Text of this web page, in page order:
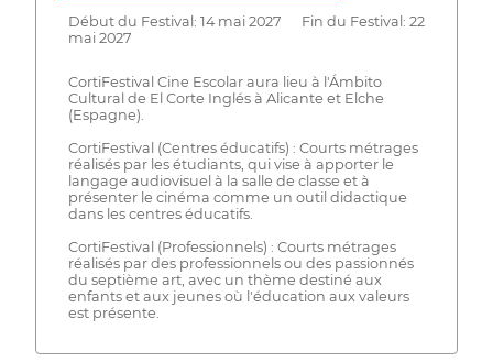
Début du Festival: 14 mai 2027 Fin du Festival: 22
mai 2027
CortiFestival Cine Escolar aura lieu à l'Ámbito
Cultural de El Corte Inglés à Alicante et Elche
(Espagne).
CortiFestival (Centres éducatifs) : Courts métrages
réalisés par les étudiants, qui vise à apporter le
langage audiovisuel à la salle de classe et à
présenter le cinéma comme un outil didactique
dans les centres éducatifs.
CortiFestival (Professionnels) : Courts métrages
réalisés par des professionnels ou des passionnés
du septième art, avec un thème destiné aux
enfants et aux jeunes où l'éducation aux valeurs
est présente.